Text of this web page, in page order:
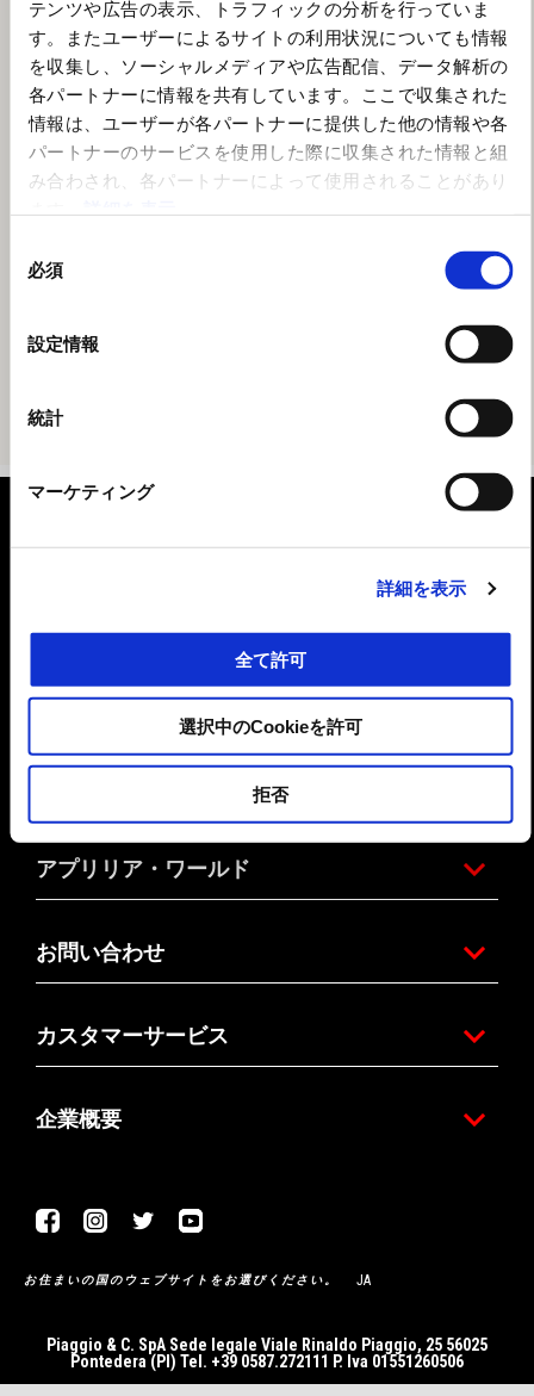
テンツや広告の表示、トラフィックの分析を行っていま
す。またユーザーによるサイトの利用状況についても情報
を収集し、ソーシャルメディアや広告配信、データ解析の
各パートナーに情報を共有しています。ここで収集された
情報は、ユーザーが各パートナーに提供した他の情報や各
パートナーのサービスを使用した際に収集された情報と組
み合わされ、各パートナーによって使用されることがあり
必須
設定情報
統計
マーケティング
詳細を表示
全て許可
選択中のCookieを許可
拒否
キャンペーン
アプリリア・ワールド
お問い合わせ
カスタマーサービス
企業概要
FacebookInstagram
Twitter
お住まいの国のウェブサイトをお選びください。 JA
Piaggio & C. SpA Sede legale Viale Rinaldo Piaggio, 25 56025
Pontedera (PI) Tel. +39 0587.272111 P. Iva 01551260506